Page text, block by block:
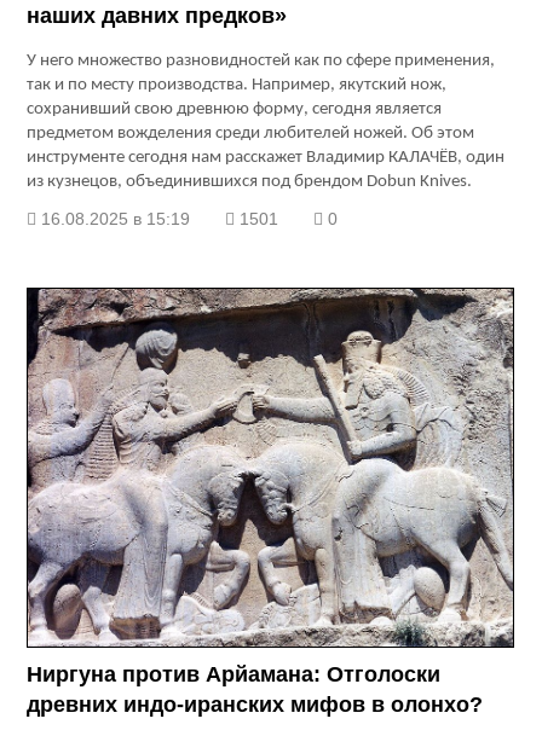
наших давних предков»
У него множество разновидностей как по сфере применения,
так и по месту производства. Например, якутский нож,
сохранивший свою древнюю форму, сегодня является
предметом вожделения среди любителей ножей. Об этом
инструменте сегодня нам расскажет Владимир КАЛАЧЁВ, один
из кузнецов, объединившихся под брендом Dobun Knives.
16.08.2025 в 15:19 1501 0
Ниргуна против Арйамана: Отголоски
древних индо-иранских мифов в олонхо?